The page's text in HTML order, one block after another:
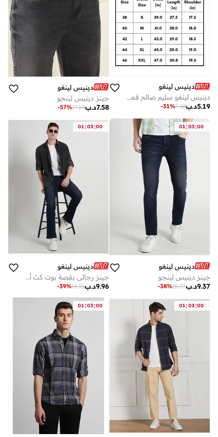
دينيس لينغو
دينيس لينغو سليم صالح قمصان عادية للرجال
د.ب5.19
7.48
-31%
دينيس لينغو
جينز دينيس لينجو
د.ب7.58
17.24
-57%
01:03:00
دينيس لينغو
جينز دينيس لينجو
د.ب9.37
15.07
-38%
01:03:00
دينيس لينغو
جينز رجالي بقصة بوت كت أزرق متوسط مطاطي - مريح وعصري
د.ب9.96
16.15
-39%
01:03:00
01:03:00